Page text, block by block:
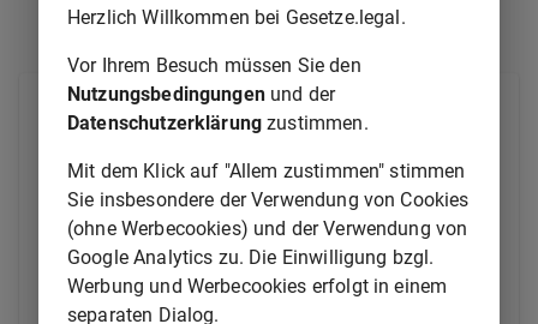
(1) Der Verfrachter hat das Schiff zur Einnahme des
Gutes an den im Reisefrachtvertrag benannten oder
an den vom Befrachter nach Abschluss des
Reisefrachtvertrags zu benennenden Ladeplatz
hinzulegen.
(2) Ist ein Ladehafen oder ein Ladeplatz im
Reisefrachtvertrag nicht benannt und hat der
Herzlich Willkommen bei Gesetze.legal.
Vor Ihrem Besuch müssen Sie den
Nutzungsbedingungenund der
Datenschutzerklärung zustimmen.
Mit dem Klick auf "Allem zustimmen" stimmen
Sie insbesondere der Verwendung von Cookies
(ohne Werbecookies) und der Verwendung von
Google Analytics zu. Die Einwilligung bzgl.
Werbung und Werbecookies erfolgt in einem
separaten Dialog.